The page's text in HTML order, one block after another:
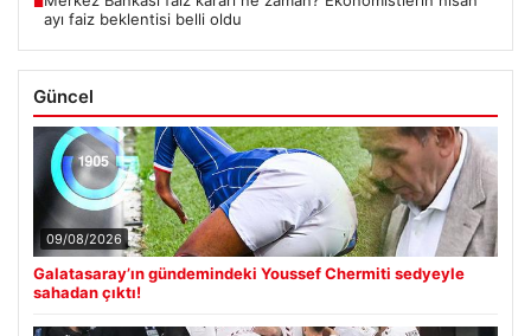
ayı faiz beklentisi belli oldu
Güncel
09/08/2026
Galatasaray’ın gündemindeki Youssef Chermiti sedyeyle
sahadan çıktı!